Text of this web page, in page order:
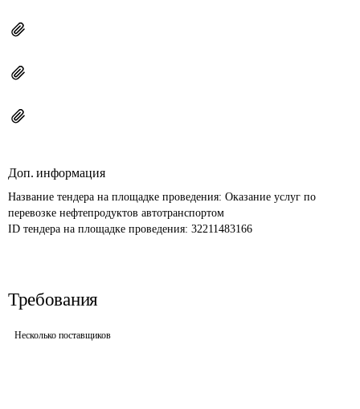
Доп. информация
Название тендера на площадке проведения: Оказание услуг по
перевозке нефтепродуктов автотранспортом
ID тендера на площадке проведения: 32211483166
Требования
Несколько поставщиков